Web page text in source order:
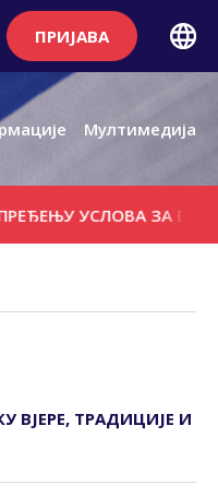
ПРИЈАВА
Мултимедија
УСЛОВА ЗА БОРАВАК
ВЈЕРЕ, ТРАДИЦИЈЕ И